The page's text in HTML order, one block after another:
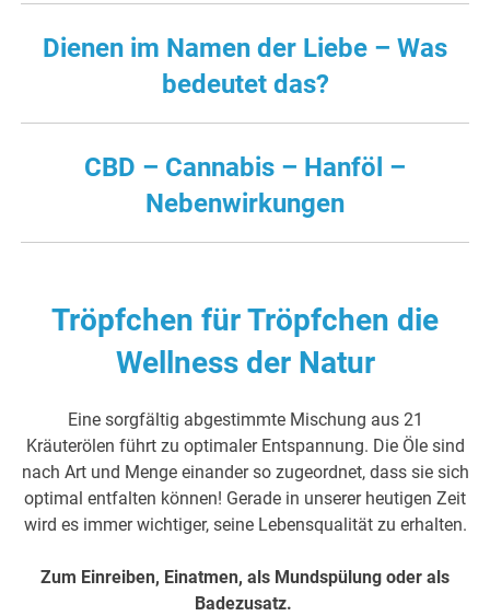
Dienen im Namen der Liebe – Was
bedeutet das?
CBD – Cannabis – Hanföl –
Nebenwirkungen
Tröpfchen für Tröpfchen die
Wellness der Natur
Eine sorgfältig abgestimmte Mischung aus 21
Kräuterölen führt zu optimaler Entspannung. Die Öle sind
nach Art und Menge einander so zugeordnet, dass sie sich
optimal entfalten können! Gerade in unserer heutigen Zeit
wird es immer wichtiger, seine Lebensqualität zu erhalten.
Zum Einreiben, Einatmen, als Mundspülung oder als
Badezusatz.